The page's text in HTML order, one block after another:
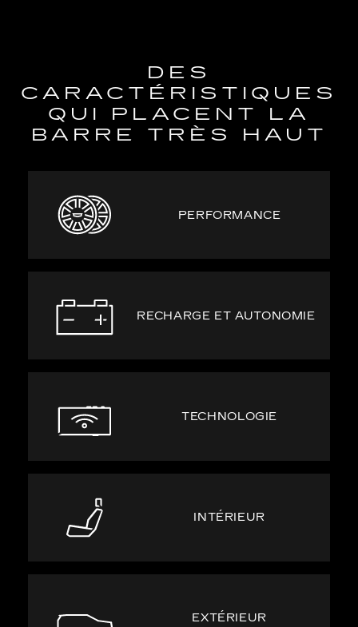
DES
CARACTÉRISTIQUES
QUI PLACENT LA
BARRE TRÈS HAUT
PERFORMANCE
RECHARGE ET AUTONOMIE
TECHNOLOGIE
INTÉRIEUR
EXTÉRIEUR